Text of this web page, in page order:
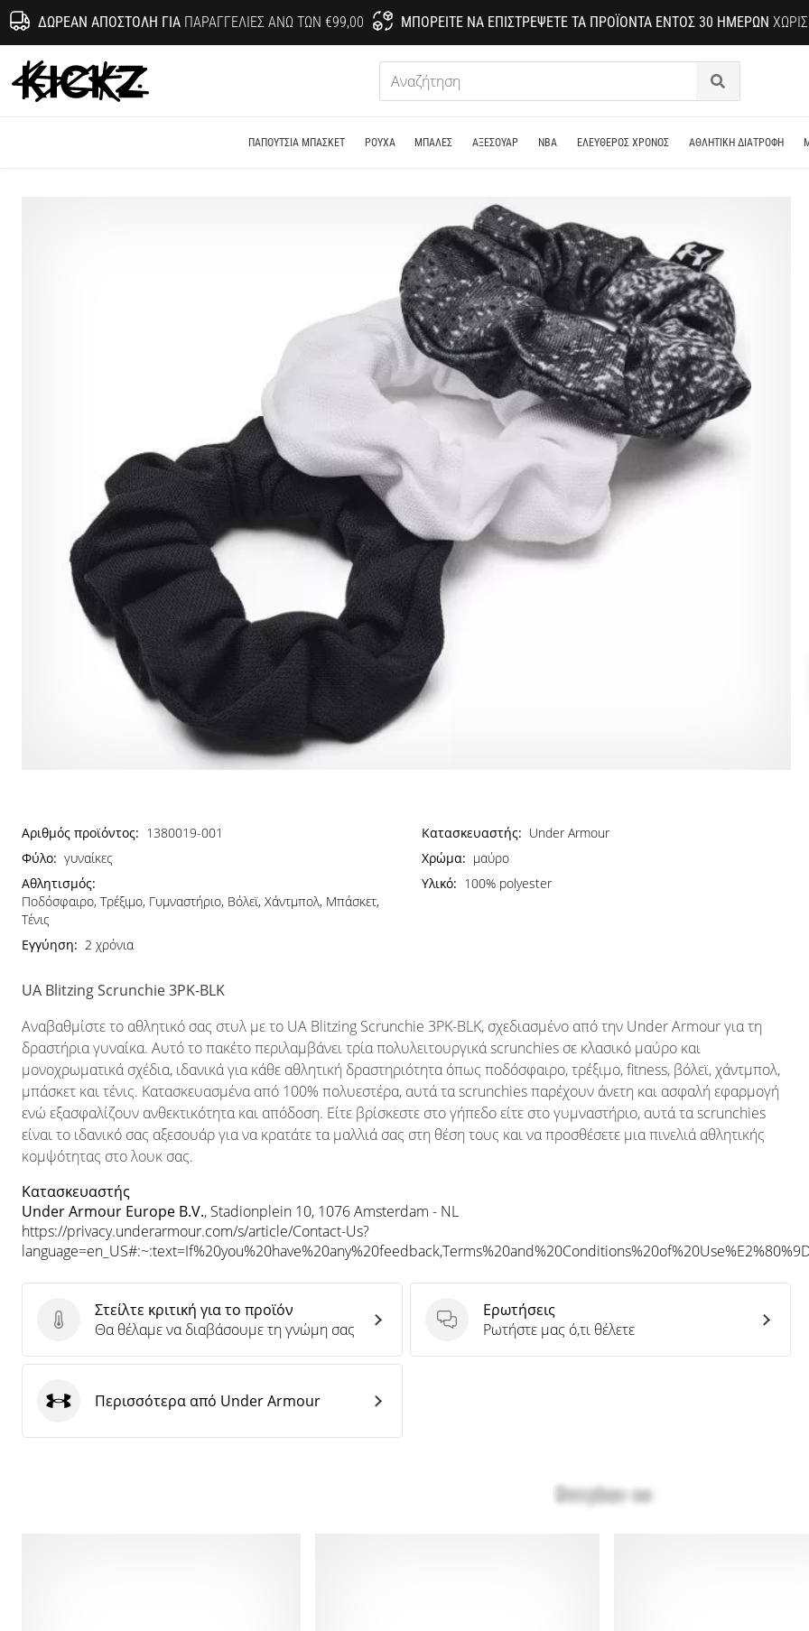
ΔΩΡΕΆΝ ΑΠΟΣΤΟΛΉ ΓΙΑΠΑΡΑΓΓΕΛΊΕΣ ΆΝΩ ΤΩΝ €99,00 ΜΠΟΡΕΊΤΕ ΝΑ ΕΠΙΣΤΡΈΨΕΤΕ ΤΑ ΠΡΟΪΌΝΤΑ ΕΝΤΌΣ 30 ΗΜΕΡΏΝ
KICKZ.gr
Αναζήτηση
ΠΑΠΟΎΤΣΙΑ ΜΠΆΣΚΕΤ ΡΟΎΧΑ ΜΠΑΛΕΣ ΑΞΕΣΟΥΑΡ NBA ΕΛΕΥΘΕΡΟΣ ΧΡΟΝΟΣ ΑΘΛΗΤΙΚΗ ΔΙΑΤΡΟΦΗ
Αριθμός προϊόντος: 1380019-001 Κατασκευαστής: Under Armour
Φύλο: γυναίκες Χρώμα: μαύρο
Αθλητισμός:
Ποδόσφαιρο, Τρέξιμο, Γυμναστήριο, Βόλεϊ, Χάντμπολ, Μπάσκετ,
Τένις
Υλικό: 100% polyester
Εγγύηση: 2 χρόνια
UA Blitzing Scrunchie 3PK-BLK
Αναβαθμίστε το αθλητικό σας στυλ με το UA Blitzing Scrunchie 3PK-BLK, σχεδιασμένο από την Under Armour για τη
δραστήρια γυναίκα. Αυτό το πακέτο περιλαμβάνει τρία πολυλειτουργικά scrunchies σε κλασικό μαύρο και
μονοχρωματικά σχέδια, ιδανικά για κάθε αθλητική δραστηριότητα όπως ποδόσφαιρο, τρέξιμο, fitness, βόλεϊ, χάντμπολ,
μπάσκετ και τένις. Κατασκευασμένα από 100% πολυεστέρα, αυτά τα scrunchies παρέχουν άνετη και ασφαλή εφαρμογή
ενώ εξασφαλίζουν ανθεκτικότητα και απόδοση. Είτε βρίσκεστε στο γήπεδο είτε στο γυμναστήριο, αυτά τα scrunchies
είναι το ιδανικό σας αξεσουάρ για να κρατάτε τα μαλλιά σας στη θέση τους και να προσθέσετε μια πινελιά αθλητικής
κομψότητας στο λουκ σας.
Κατασκευαστής
Under Armour Europe B.V., Stadionplein 10, 1076 Amsterdam - NL
https://privacy.underarmour.com/s/article/Contact-Us?
Στείλτε κριτική για το προϊόν
Στείλτε κριτική για το προϊόν
Θα θέλαμε να διαβάσουμε τη γνώμη σας
Ερωτήσεις
Ερωτήσεις
Ρωτήστε μας ό,τι θέλετε
Under Armour
Περισσότερα από Under Armour